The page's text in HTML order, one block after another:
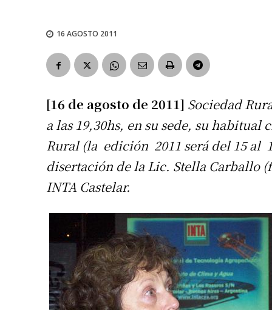
16 AGOSTO 2011
[16 de agosto de 2011] Sociedad
a las 19,30hs, en su sede, su
Rural (la edición 2011 será del 15 al
disertación de la Lic. Stella Carballo
INTA Castelar.